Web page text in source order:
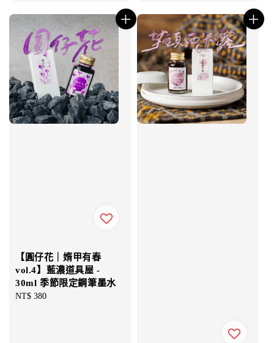
【圓仔花｜媠甲有春
vol.4】藍濃道具屋 -
30ml 季節限定鋼筆墨水
Regular
NT$ 380